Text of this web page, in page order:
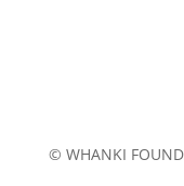
© WHANKI